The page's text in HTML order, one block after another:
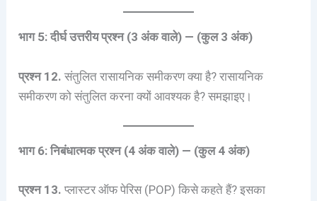
भाग 5: दीर्घ उत्तरीय प्रश्न (3 अंक वाले) — (कुल 3 अंक)
प्रश्न 12. संतुलित रासायनिक समीकरण क्या है? रासायनिक
समीकरण को संतुलित करना क्यों आवश्यक है? समझाइए।
भाग 6: निबंधात्मक प्रश्न (4 अंक वाले) — (कुल 4 अंक)
प्रश्न 13. प्लास्टर ऑफ पेरिस (POP) किसे कहते हैं? इसका